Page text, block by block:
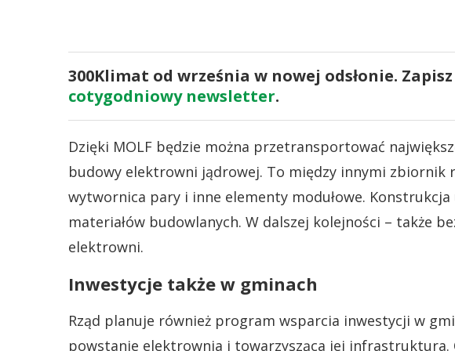
300Klimat od września w nowej odsłonie.
cotygodniowy newsletter.
Dzięki MOLF będzie można przetransportować
budowy elektrowni jądrowej. To między innymi zbiornik
wytwornica pary i inne elementy modułowe.
materiałów budowlanych. W dalszej kolejności – także
elektrowni.
Inwestycje także w gminach
Rząd planuje również program wsparcia inwestycji w
powstanie elektrownia i towarzysząca jej infrastruktura.